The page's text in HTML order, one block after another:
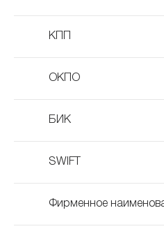
КПП
ОКПО
БИК
SWIFT
Фирменное